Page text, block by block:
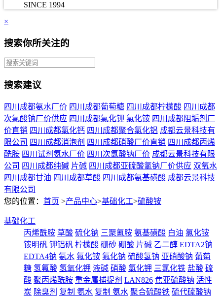
SINCE 1994
×
搜索你所关注的
搜索建议
四川成都氨水厂价 四川成都葡萄糖 四川成都柠檬酸 四川成都
次氯酸钠厂价供应 四川成都氯化钾 氯化铵 四川成都阻垢剂厂
价直销 四川成都氯化钙 四川成都聚合氯化铝 成都云景科技有
限公司 四川成都消泡剂 四川成都硝酸厂价直销 四川成都丙烯
酰胺 四川试剂氨水厂价 四川次氯酸钠厂价 成都云景科技有限
公司 四川成都纯碱 片碱 四川成都亚硫酸氢钠厂价供应 双氧水
四川成都甘油 四川成都草酸 四川成都氨基磺酸 成都云景科技
有限公司
您的位置： 首页 >产品中心>基础化工>硫酸铵
基础化工
丙烯酰胺 草酸 硫化钠 三聚氰胺 氨基磺酸 白油 氯化铵
铵明矾 钾铝矾 柠檬酸 硼砂 硼酸 片碱 乙二醇 EDTA2钠
EDTA4钠 氨水 氟化铵 氟化钠 硫酸氢钠 亚硝酸钠 葡萄
糖 氢氟酸 氢氧化钾 液碱 硝酸 氯化钾 三氯化铁 盐酸 硫
酸 聚丙烯酰胺 重金属捕捉剂 LAN826 焦亚硫酸钠 活性
炭 除臭剂 复制 氨水 复制 氨水 聚合硫酸铁 硫代硫酸钠